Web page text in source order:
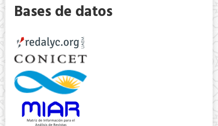
Bases de datos